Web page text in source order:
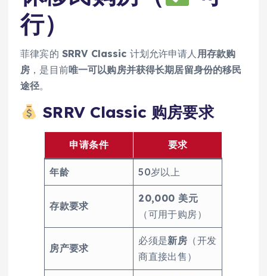
行）
菲律宾的 SRRV Classic 计划允许申请人 用存款购
房 ，是目前唯一可以购房并获得长期居留身份的移民
途径。
SRRV Classic 购房要求
申请条件 要求
年龄 50岁以上
存款要求
20,000 美元
（可用于购房）
房产要求
必须是新房 （开发
商直接出售）